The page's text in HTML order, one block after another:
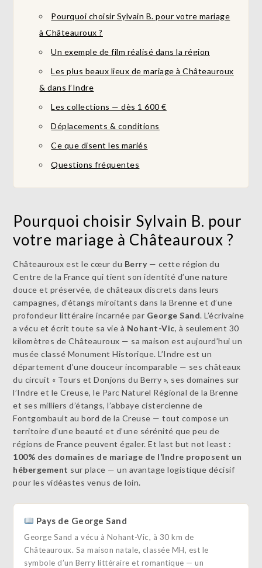
Pourquoi choisir Sylvain B. pour votre mariage
à Châteauroux ?
Un exemple de film réalisé dans la région
Les plus beaux lieux de mariage à Châteauroux
& dans l’Indre
Les collections — dès 1 600 €
Déplacements & conditions
Ce que disent les mariés
Questions fréquentes
Pourquoi choisir Sylvain B. pour
votre mariage à Châteauroux ?
Châteauroux est le cœur du Berry— cette région du
Centre de la France qui tient son identité d’une nature
douce et préservée, de châteaux discrets dans leurs
campagnes, d’étangs miroitants dans la Brenne et d’une
profondeur littéraire incarnée par George Sand. L’écrivaine
a vécu et écrit toute sa vie à Nohant-Vic, à seulement 30
kilomètres de Châteauroux — sa maison est aujourd’hui un
musée classé Monument Historique. L’Indre est un
département d’une douceur incomparable — ses châteaux
du circuit « Tours et Donjons du Berry », ses domaines sur
l’Indre et le Creuse, le Parc Naturel Régional de la Brenne
et ses milliers d’étangs, l’abbaye cistercienne de
Fontgombault au bord de la Creuse — tout compose un
territoire d’une beauté et d’une sérénité que peu de
régions de France peuvent égaler. Et last but not least :
100% des domaines de mariage de l’Indre proposent un
hébergement sur place — un avantage logistique décisif
pour les vidéastes venus de loin.
Pays de George Sand
George Sand a vécu à Nohant-Vic, à 30 km de
Châteauroux. Sa maison natale, classée MH, est le
symbole d’un Berry littéraire et romantique — un